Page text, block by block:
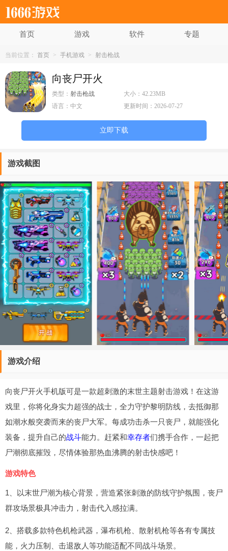
首页 游戏 软件 专题
当前位置： 首页 > 手机游戏 > 射击枪战
向丧尸开火
类型： 射击枪战 大小：42.23MB
语言： 中文 更新时间：2026-07-27
立即下载
游戏截图
游戏介绍
向丧尸开火手机版可是一款超刺激的末世主题射击游戏！在这游
戏里，你将化身实力超强的战士，全力守护黎明防线，去抵御那
如潮水般突袭而来的丧尸大军。每成功击杀一只丧尸，就能强化
装备，提升自己的战斗能力。赶紧和幸存者们携手合作，一起把
尸潮彻底摧毁，尽情体验那热血沸腾的射击快感吧！
游戏特色
1、以末世尸潮为核心背景，营造紧张刺激的防线守护氛围，丧尸
群攻场景极具冲击力，射击代入感拉满。
2、搭载多款特色机枪武器，瀑布机枪、散射机枪等各有专属技
能，火力压制、击退敌人等功能适配不同战斗场景。